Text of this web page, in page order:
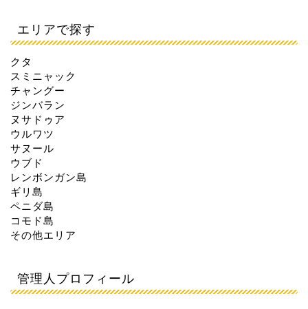
エリアで探す
クタ
スミニャック
チャングー
ジンバラン
ヌサドゥア
ウルワツ
サヌール
ウブド
レンボンガン島
ギリ島
ペニダ島
コモド島
その他エリア
管理人プロフィール